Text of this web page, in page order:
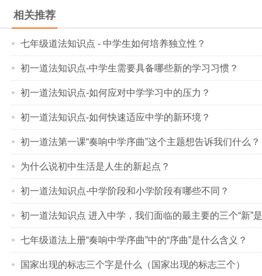
相关推荐
七年级道法知识点 - 中学生如何培养独立性？
初一道法知识点-中学生需要具备哪些新的学习习惯？
初一道法知识点-如何应对中学学习中的压力？
初一道法知识点-如何快速适应中学的新环境？
初一道法第一课“奏响中学序曲”这个主题想告诉我们什么？
为什么说初中生活是人生的新起点？
初一道法知识点-中学阶段和小学阶段有哪些不同？
初一道法知识点 进入中学，我们面临的最主要的三个“新”
七年级道法上册“奏响中学序曲”中的“序曲”是什么含义？
国家出现的标志三个字是什么（国家出现的标志三个）